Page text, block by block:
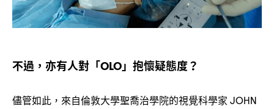
不過 ， 亦有人對「OLO」抱懷疑態度？
儘管如此 ， 來自倫敦大學聖喬治學院的視覺科學家 JOHN